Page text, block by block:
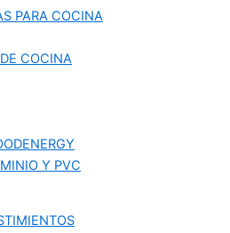
PARA COCINA
COCINA
Y PVC